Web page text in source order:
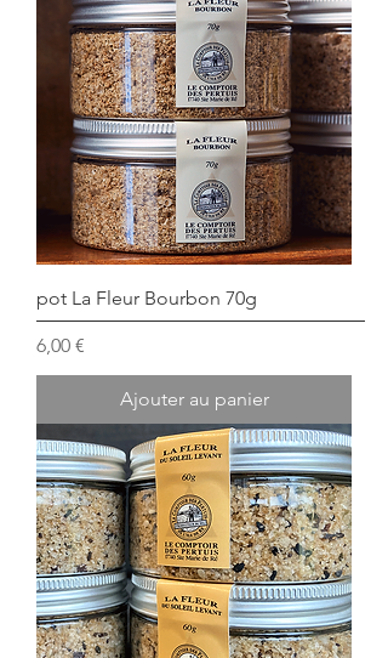
pot La Fleur Bourbon 70g
Prix
6,00 €
Ajouter au panier